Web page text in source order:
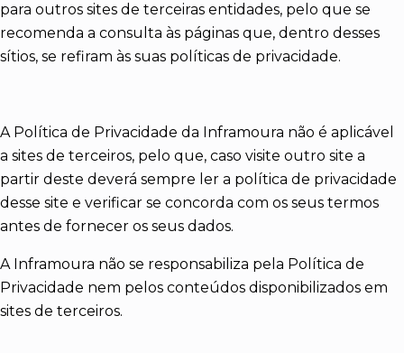
para outros sites de terceiras entidades, pelo que se
recomenda a consulta às páginas que, dentro desses
sítios, se refiram às suas políticas de privacidade.
A Política de Privacidade da Inframoura não é aplicável
a sites de terceiros, pelo que, caso visite outro site a
partir deste deverá sempre ler a política de privacidade
desse site e verificar se concorda com os seus termos
antes de fornecer os seus dados.
A Inframoura não se responsabiliza pela Política de
Privacidade nem pelos conteúdos disponibilizados em
sites de terceiros.